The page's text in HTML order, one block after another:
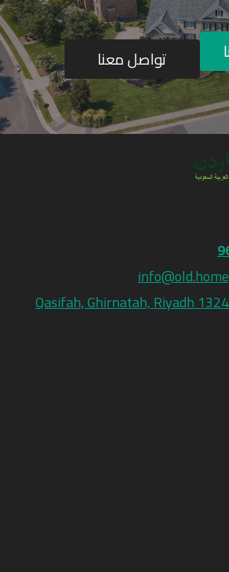
تواصل معنا
3260-3098 Qasifah, Ghirnatah, Riyadh